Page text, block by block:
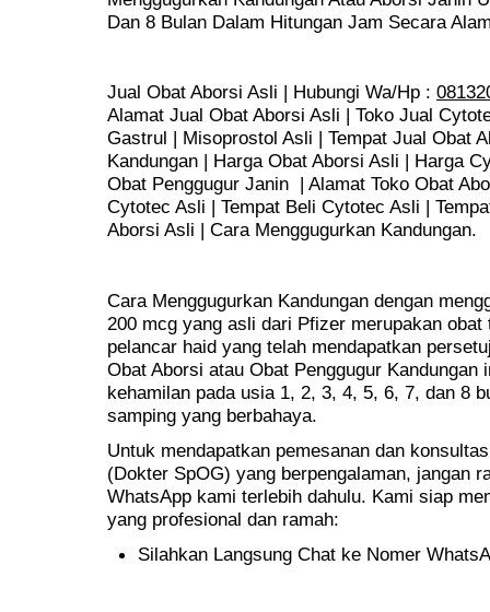
Dan 8 Bulan Dalam Hitungan Jam Secara
Jual Obat Aborsi Asli | Hubungi Wa/Hp :
Alamat Jual Obat Aborsi Asli | Toko Jual
Gastrul | Misoprostol Asli | Tempat Jual Obat
Kandungan | Harga Obat Aborsi Asli | Harga
Obat Penggugur Janin | Alamat Toko Obat
Cytotec Asli | Tempat Beli Cytotec Asli |
Aborsi Asli | Cara Menggugurkan Kandungan.
Cara Menggugurkan Kandungan dengan
200 mcg yang asli dari Pfizer merupakan
pelancar haid yang telah mendapatkan
Obat Aborsi atau Obat Penggugur Kandungan
kehamilan pada usia 1, 2, 3, 4, 5, 6, 7, dan 8
samping yang berbahaya.
Untuk mendapatkan pemesanan dan
(Dokter SpOG) yang berpengalaman, jangan
WhatsApp kami terlebih dahulu. Kami siap
yang profesional dan ramah:
Silahkan Langsung Chat ke Nomer